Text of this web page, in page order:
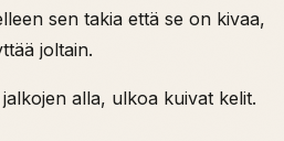
sen takia että se on kivaa,
joltain.
alla, ulkoa kuivat kelit.